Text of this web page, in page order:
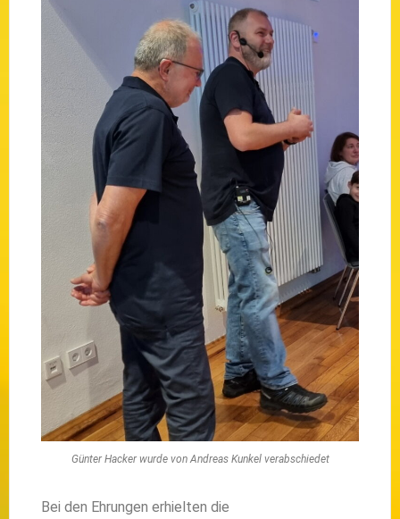
Günter Hacker wurde von Andreas Kunkel verabschiedet
Bei den Ehrungen erhielten die